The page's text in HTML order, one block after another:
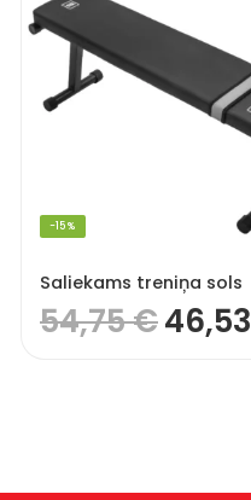
Saliekams treniņa sols
-15%
54,75€46,53